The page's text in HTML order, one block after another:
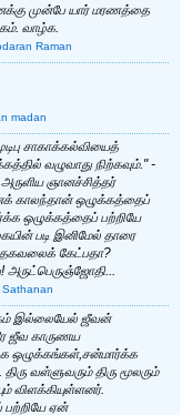
முன்பே யார் மரணத்தை
வாழ்க.
Raman
madan
சாகாக்கல்வியைத்
வழுவாது நிற்கவும்." -
ஞானச்சித்தர்
காலந்தான் ஒழுக்கத்தைப்
ஒழுக்கத்தைப் பற்றியே
படி இனிமேல் தாரை
கேட்பதா?
அருட்பெருஞ்ஜோதி...
Sathanan
இல்லையேல் ஜீவன்
ஜீவ காருணய
ஒழுக்கங்கள்,சன்மார்க்க
வள்ளுவரும் திரு மூலரும்
விளக்கியுள்ளனர்.
ஏன்